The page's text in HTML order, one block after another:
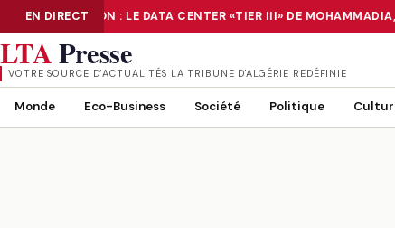
EN DIRECT
NUMÉRISATION : LE DATA CENTER «TIER III» DE MOHAMMADIA,
NUMÉRISATION : LE DATA CENTER «TIER III» DE MOHAMMADIA,
LTAPresse
VOTRE SOURCE D’ACTUALITÉS LA TRIBUNE D'ALGÉRIE REDÉFINIE
Monde Eco-Business Société Politique